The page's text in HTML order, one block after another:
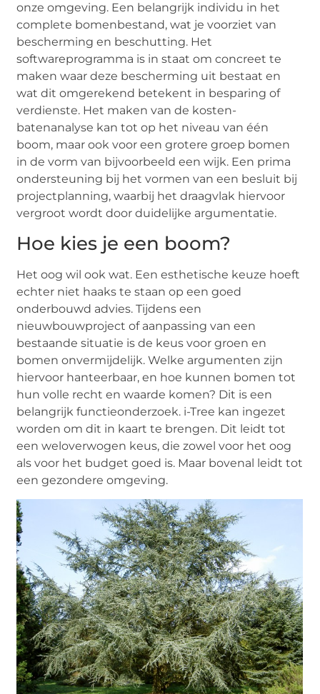
onze omgeving. Een belangrijk individu in het
complete bomenbestand, wat je voorziet van
bescherming en beschutting. Het
softwareprogramma is in staat om concreet te
maken waar deze bescherming uit bestaat en
wat dit omgerekend betekent in besparing of
verdienste. Het maken van de kosten-
batenanalyse kan tot op het niveau van één
boom, maar ook voor een grotere groep bomen
in de vorm van bijvoorbeeld een wijk. Een prima
ondersteuning bij het vormen van een besluit bij
projectplanning, waarbij het draagvlak hiervoor
vergroot wordt door duidelijke argumentatie.
Hoe kies je een boom?
Het oog wil ook wat. Een esthetische keuze hoeft
echter niet haaks te staan op een goed
onderbouwd advies. Tijdens een
nieuwbouwproject of aanpassing van een
bestaande situatie is de keus voor groen en
bomen onvermijdelijk. Welke argumenten zijn
hiervoor hanteerbaar, en hoe kunnen bomen tot
hun volle recht en waarde komen? Dit is een
belangrijk functieonderzoek. i-Tree kan ingezet
worden om dit in kaart te brengen. Dit leidt tot
een weloverwogen keus, die zowel voor het oog
als voor het budget goed is. Maar bovenal leidt tot
een gezondere omgeving.